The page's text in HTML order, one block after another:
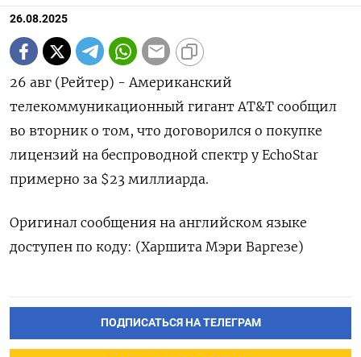
26.08.2025
26 авг (Рейтер) - Американский
телекоммуникационный гигант AT&T сообщил
во вторник о том, что договорился о покупке
лицензий на беспроводной спектр у EchoStar
примерно за $23 миллиарда.
Оригинал сообщения на английском языке
доступен по коду: (Харшита Мэри Варгезе)
ПОДПИСАТЬСЯ НА ТЕЛЕГРАМ